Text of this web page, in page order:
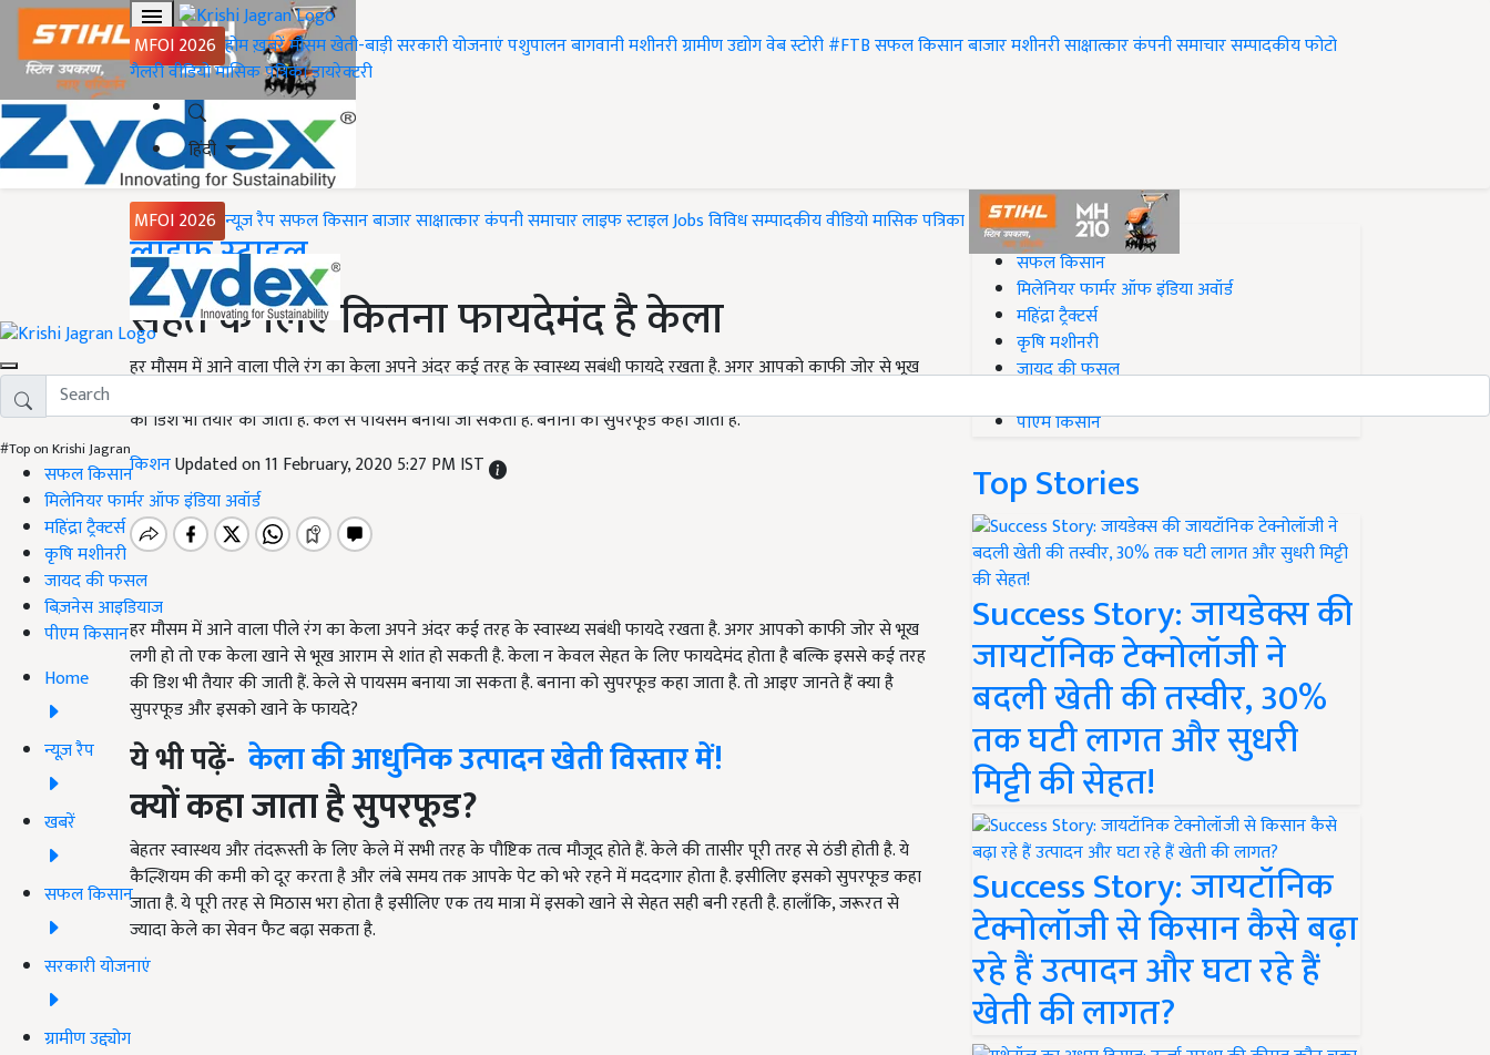
MFOI 2026 होमख़बरेंमौसमखेती-बाड़ीसरकारी योजनाएंपशुपालनबागवानीमशीनरीग्रामीण उद्योगवेब स्टोरी#FTBसफल किसानबाजारमशीनरीसाक्षात्कारकंपनी समाचारसम्पादकीयफोटो
गैलरीवीडियोमासिक पत्रिकाडायरेक्टरी
हिंदी
MFOI 2026 न्यूज़ रैपसफल किसानबाजारसाक्षात्कारकंपनी समाचारलाइफ स्टाइलJobsविविधसम्पादकीयवीडियोमासिक पत्रिका
#Top on Krishi Jagran
सफल किसान
मिलेनियर फार्मर ऑफ इंडिया अवॉर्ड
महिंद्रा ट्रैक्टर्स
कृषि मशीनरी
जायद की फसल
बिज़नेस आइडियाज
पीएम किसान
Home
न्यूज़ रैप
खबरें
सफल किसान
सरकारी योजनाएं
ग्रामीण उद्द्योग
Home
लाइफ स्टाइल
सेहत के लिए कितना फायदेमंद है केला
हर मौसम में आने वाला पीले रंग का केला अपने अंदर कई तरह के स्वास्थ्य सबंधी फायदे रखता है. अगर आपको काफी जोर से भूख
की डिश भी तैयार की जाती हैं. केले से पायसम बनाया जा सकता है. बनाना को सुपरफूड कहा जाता है.
किशनUpdated on 11 February, 2020 5:27 PM IST
हर मौसम में आने वाला पीले रंग का केला अपने अंदर कई तरह के स्वास्थ्य सबंधी फायदे रखता है. अगर आपको काफी जोर से भूख
लगी हो तो एक केला खाने से भूख आराम से शांत हो सकती है. केला न केवल सेहत के लिए फायदेमंद होता है बल्कि इससे कई तरह
की डिश भी तैयार की जाती हैं. केले से पायसम बनाया जा सकता है. बनाना को सुपरफूड कहा जाता है. तो आइए जानते हैं क्या है
सुपरफूड और इसको खाने के फायदे?
ये भी पढ़ें- केला की आधुनिक उत्पादन खेती विस्तार में!
क्यों कहा जाता है सुपरफूड?
बेहतर स्वास्थय और तंदरूस्ती के लिए केले में सभी तरह के पौष्टिक तत्व मौजूद होते हैं. केले की तासीर पूरी तरह से ठंडी होती है. ये
कैल्शियम की कमी को दूर करता है और लंबे समय तक आपके पेट को भरे रहने में मददगार होता है. इसीलिए इसको सुपरफूड कहा
जाता है. ये पूरी तरह से मिठास भरा होता है इसीलिए एक तय मात्रा में इसको खाने से सेहत सही बनी रहती है. हालाँकि, जरूरत से
ज्यादा केले का सेवन फैट बढ़ा सकता है.
#Top on Krishi Jagran
सफल किसान
मिलेनियर फार्मर ऑफ इंडिया अवॉर्ड
महिंद्रा ट्रैक्टर्स
कृषि मशीनरी
जायद की फसल
पीएम किसान
Top Stories
Success Story: जायडेक्स की
जायटॉनिक टेक्नोलॉजी ने
बदली खेती की तस्वीर, 30%
तक घटी लागत और सुधरी
मिट्टी की सेहत!
Success Story: जायटॉनिक
टेक्नोलॉजी से किसान कैसे बढ़ा
रहे हैं उत्पादन और घटा रहे हैं
खेती की लागत?